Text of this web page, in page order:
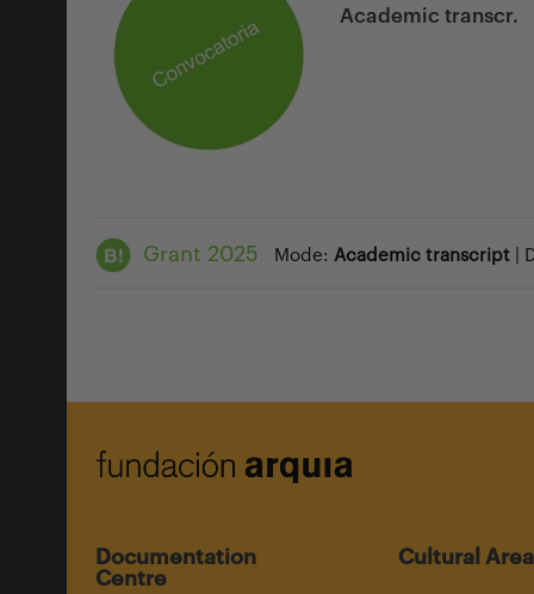
Academic transcr.
Grant 2025 Mode: Academic transcript |
Documentation
Centre
Cultural Area